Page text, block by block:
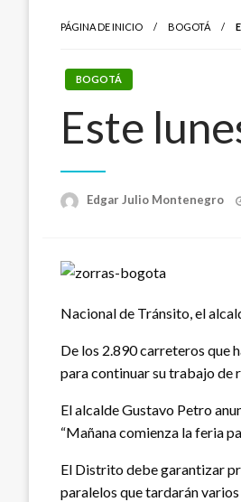
PÁGINA DE INICIO BOGOTÁ
BOGOTÁ
Este
Edgar Julio Montenegro
Nacional de Tránsito, el
De los 2.890 carreteros que
para continuar su trabajo de
El alcalde Gustavo Petro
“Mañana comienza la feria
El Distrito debe garantizar
paralelos que tardarán varios